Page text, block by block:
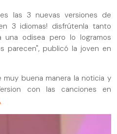
las 3 nuevas versiones de
3 idiomas! disfrútenla tanto
una odisea pero lo logramos
parecen", publicó la joven en
buena manera la noticia y
con las canciones en